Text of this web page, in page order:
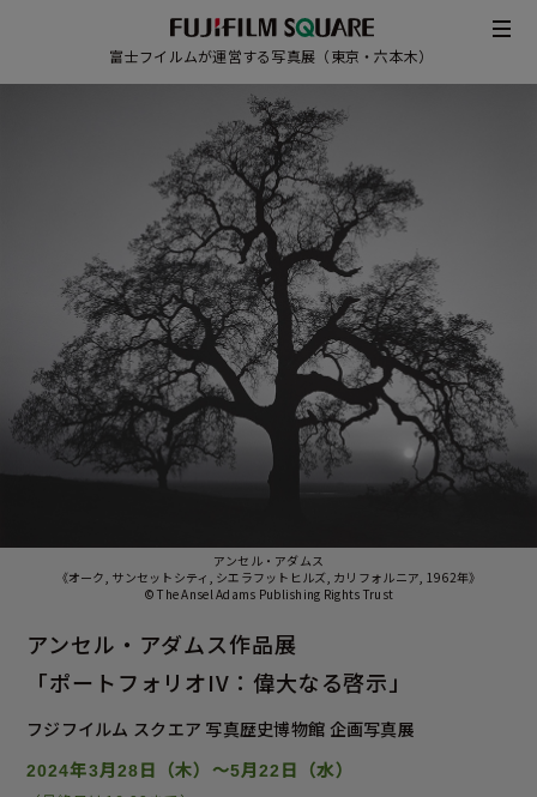
富士フイルムが運営する写真展（東京・六本木）
JAPANESE / ENGLISH
アンセル・アダムス
《オーク, サンセットシティ, シエラフットヒルズ, カリフォルニア, 1962年》
© The Ansel Adams Publishing Rights Trust
アンセル・アダムス作品展
「ポートフォリオIV：偉大なる啓示」
フジフイルム スクエア 写真歴史博物館 企画写真展
2024年3月28日（木）～5月22日（水）